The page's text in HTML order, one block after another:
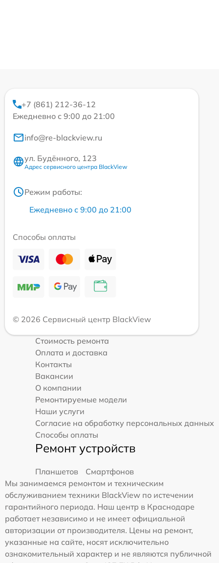
+7 (861) 212-36-12
Ежедневно с 9:00 до 21:00
info@re-blackview.ru
ул. Будённого, 123
Адрес сервисного центра BlackView
Режим работы:
Ежедневно с 9:00 до 21:00
Способы оплаты
© 2026 Сервисный центр BlackView
Стоимость ремонта
Оплата и доставка
Контакты
Вакансии
О компании
Ремонтируемые модели
Наши услуги
Согласие на обработку персональных данных
Способы оплаты
Ремонт устройств
Планшетов
Смартфонов
Мы занимаемся ремонтом и техническим
обслуживанием техники BlackView по истечении
гарантийного периода. Наш центр в Краснодаре
работает независимо и не имеет официальной
авторизации от производителя. Цены на ремонт,
указанные на сайте, носят исключительно
ознакомительный характер и не являются публичной